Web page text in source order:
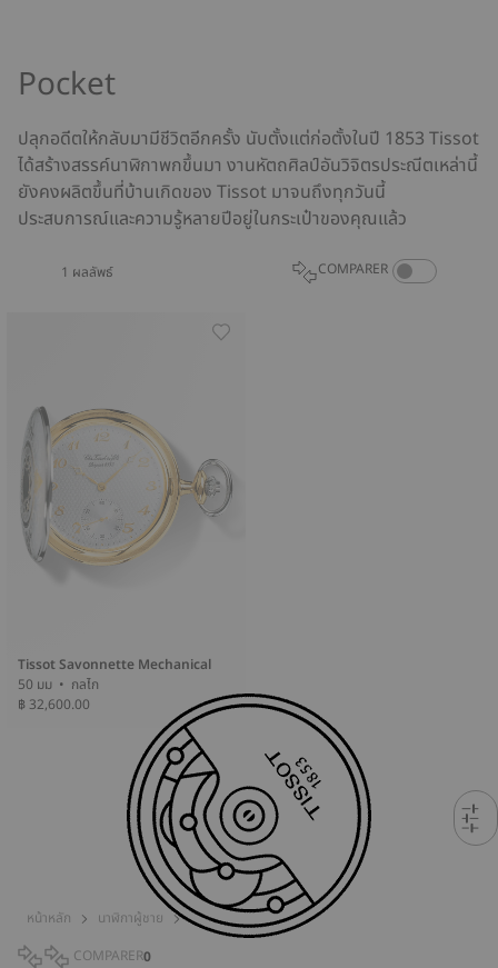
Pocket
ปลุกอดีตให้กลับมามีชีวิตอีกครั้ง นับตั้งแต่ก่อตั้งในปี 1853 Tissot
ได้สร้างสรรค์นาฬิกาพกขึ้นมา งานหัตถศิลป์อันวิจิตรประณีตเหล่านี้
ยังคงผลิตขึ้นที่บ้านเกิดของ Tissot มาจนถึงทุกวันนี้
ประสบการณ์และความรู้หลายปีอยู่ในกระเป๋าของคุณแล้ว
1 ผลลัพธ์ COMPARER COMPARE
Tissot Savonnette Mechanical
50 มม • กลไก
฿ 32,600.00
หน้าหลัก นาฬิกาผู้ชาย
นาฬิกาพก
COMPARER0